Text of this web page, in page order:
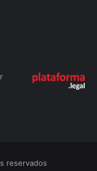
reservados